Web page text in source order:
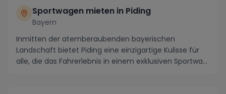
Sportwagen mieten in Piding
Bayern
Inmitten der atemberaubenden bayerischen
Landschaft bietet Piding eine einzigartige Kulisse für
alle, die das Fahrerlebnis in einem exklusiven Sportwa...